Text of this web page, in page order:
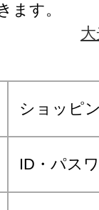
ます。
ショッピ
ID・パス